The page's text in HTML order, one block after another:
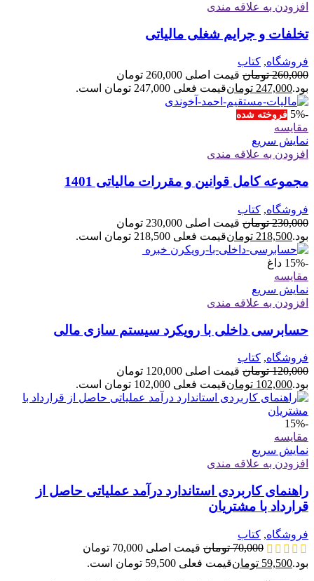
افزودن به علاقه مندی
تخلفات و جرایم شغلی مالیاتی
فروشگاه, کتاب
260,000 تومان
قیمت اصلی 260,000 تومان
بود.247,000 تومانقیمت فعلی 247,000 تومان است.
-5% فروخته شده
مقايسه
نمایش سریع
افزودن به علاقه مندی
مجموعه کامل قوانین و مقررات مالیاتی 1401
فروشگاه, کتاب
230,000 تومان
قیمت اصلی 230,000 تومان
بود.218,500 تومانقیمت فعلی 218,500 تومان است.
-15%
داغ
مقايسه
نمایش سریع
افزودن به علاقه مندی
حسابرسی داخلی با رویکرد سیستم سازی مالی
فروشگاه, کتاب
120,000 تومان
قیمت اصلی 120,000 تومان
بود.102,000 تومانقیمت فعلی 102,000 تومان است.
-15%
مقايسه
نمایش سریع
افزودن به علاقه مندی
راهنمای کاربردی استاندارد درآمد عملیاتی حاصل از
قرارداد با مشتریان
فروشگاه, کتاب
70,000 تومان
قیمت اصلی 70,000 تومان
بود.59,500 تومانقیمت فعلی 59,500 تومان است.